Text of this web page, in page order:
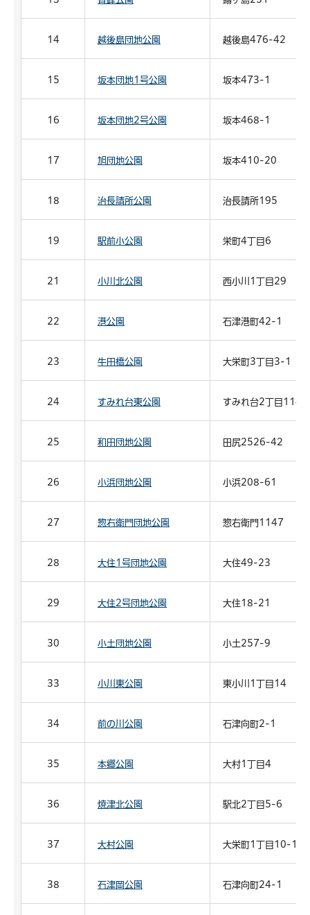
14 越後島団地公園 越後島476-42
15 坂本団地1号公園 坂本473-1
16 坂本団地2号公園 坂本468-1
17 旭団地公園 坂本410-20
18 治長請所公園 治長請所195
19 駅前小公園 栄町4丁目6
21 小川北公園 西小川1丁目29
22 港公園 石津港町42-1
23 牛田橋公園 大栄町3丁目3-1
24 すみれ台東公園 すみれ台2丁目1143
25 和田団地公園 田尻2526-42
26 小浜団地公園 小浜208-61
27 惣右衛門団地公園 惣右衛門1147
28 大住1号団地公園 大住49-23
29 大住2号団地公園 大住18-21
30 小土団地公園 小土257-9
33 小川東公園 東小川1丁目14
34 前の川公園 石津向町2-1
35 本郷公園 大村1丁目4
36 焼津北公園 駅北2丁目5-6
37 大村公園 大栄町1丁目10-1
38 石津岡公園 石津向町24-1